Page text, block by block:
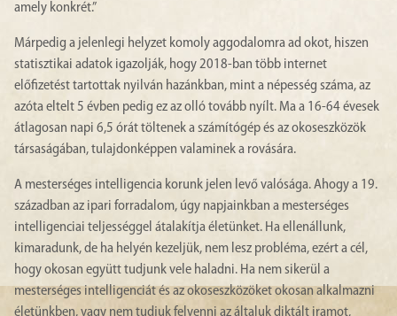
amely konkrét.”
Márpedig a jelenlegi helyzet komoly aggodalomra ad okot, hiszen
statisztikai adatok igazolják, hogy 2018-ban több internet
előfizetést tartottak nyilván hazánkban, mint a népesség száma, az
azóta eltelt 5 évben pedig ez az olló tovább nyílt. Ma a 16-64 évesek
átlagosan napi 6,5 órát töltenek a számítógép és az okoseszközök
társaságában, tulajdonképpen valaminek a rovására.
A mesterséges intelligencia korunk jelen levő valósága. Ahogy a 19.
században az ipari forradalom, úgy napjainkban a mesterséges
intelligenciai teljességgel átalakítja életünket. Ha ellenállunk,
kimaradunk, de ha helyén kezeljük, nem lesz probléma, ezért a cél,
hogy okosan együtt tudjunk vele haladni. Ha nem sikerül a
mesterséges intelligenciát és az okoseszközöket okosan alkalmazni
életünkben, vagy nem tudjuk felvenni az általuk diktált iramot,